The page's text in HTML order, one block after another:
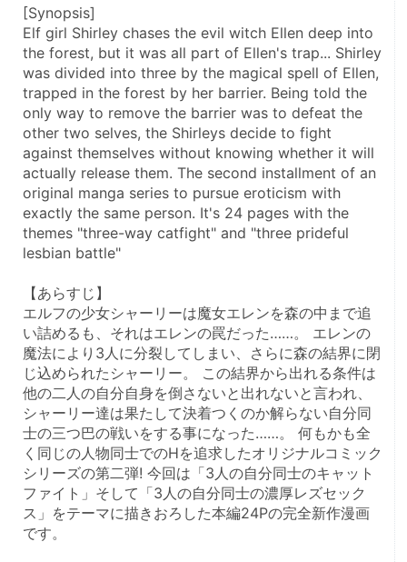
[Synopsis]
Elf girl Shirley chases the evil witch Ellen deep into
the forest, but it was all part of Ellen's trap... Shirley
was divided into three by the magical spell of Ellen,
trapped in the forest by her barrier. Being told the
only way to remove the barrier was to defeat the
other two selves, the Shirleys decide to fight
against themselves without knowing whether it will
actually release them. The second installment of an
original manga series to pursue eroticism with
exactly the same person. It's 24 pages with the
themes "three-way catfight" and "three prideful
lesbian battle"
【あらすじ】
エルフの少女シャーリーは魔女エレンを森の中まで追
い詰めるも、それはエレンの罠だった……。 エレンの
魔法により3人に分裂してしまい、さらに森の結界に閉
じ込められたシャーリー。 この結界から出れる条件は
他の二人の自分自身を倒さないと出れないと言われ、
シャーリー達は果たして決着つくのか解らない自分同
士の三つ巴の戦いをする事になった……。 何もかも全
く同じの人物同士でのHを追求したオリジナルコミック
シリーズの第二弾! 今回は「3人の自分同士のキャット
ファイト」そして「3人の自分同士の濃厚レズセック
ス」をテーマに描きおろした本編24Pの完全新作漫画
です。